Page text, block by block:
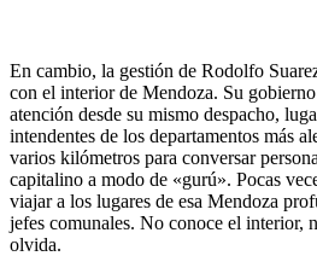
En cambio, la gestión de Rodolfo
con el interior de Mendoza. Su
atención desde su mismo despacho,
intendentes de los departamentos más
varios kilómetros para conversar
capitalino a modo de «gurú». Pocas
viajar a los lugares de esa Mendoza
jefes comunales. No conoce el interior,
olvida.